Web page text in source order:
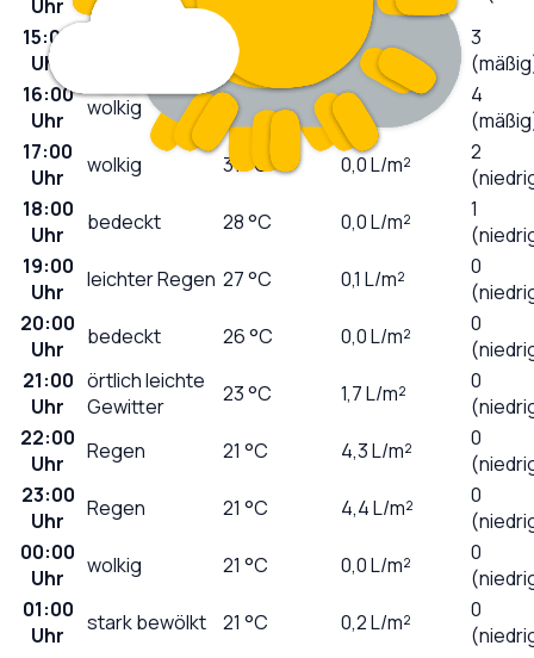
Uhr
15:00
Uhr
31 0,0L/m²
3
16:00
Uhr
wolkig 30 °C 0,0
4
17:00
Uhr
wolkig 31°C 0,0L/m²
2
18:00
Uhr
bedeckt 28°C 0,0L/m²
1
19:00
Uhr
leichter Regen 27°C 0,1 L/m²
0
20:00
Uhr
bedeckt 26°C 0,0L/m²
0
21:00
Uhr
örtlich leichte
Gewitter
23°C 1,7L/m²
0
22:00
Uhr
Regen 21 °C 4,3L/m²
0
23:00
Uhr
Regen 21 °C 4,4L/m²
0
00:00
Uhr
wolkig 21 °C 0,0L/m²
0
01:00
Uhr
stark bewölkt 21 °C 0,2L/m²
0